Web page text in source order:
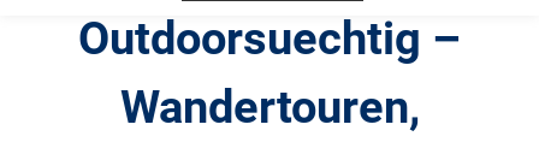
Outdoorsuechtig –
Wandertouren,